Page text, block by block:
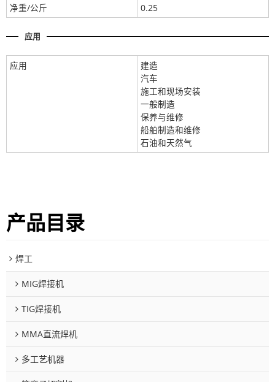
净重/公斤 0.25
应用
应用
建造
汽车
施工和现场安装
一般制造
保养与维修
船舶制造和维修
石油和天然气
产品目录
焊工
MIG焊接机
TIG焊接机
MMA直流焊机
多工艺机器